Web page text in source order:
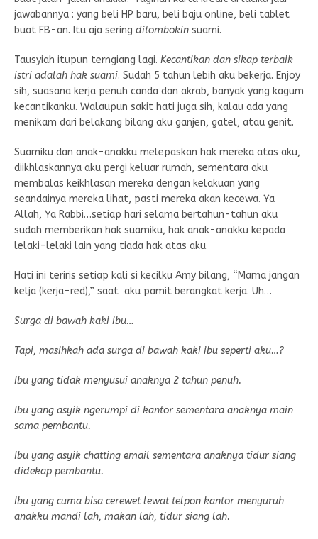
jawabannya : yang beli HP baru, beli baju online, beli tablet
buat FB-an. Itu aja sering ditombokin suami.
Tausyiah itupun terngiang lagi. Kecantikan dan sikap terbaik
istri adalah hak suami. Sudah 5 tahun lebih aku bekerja. Enjoy
sih, suasana kerja penuh canda dan akrab, banyak yang kagum
kecantikanku. Walaupun sakit hati juga sih, kalau ada yang
menikam dari belakang bilang aku ganjen, gatel, atau genit.
Suamiku dan anak-anakku melepaskan hak mereka atas aku,
diikhlaskannya aku pergi keluar rumah, sementara aku
membalas keikhlasan mereka dengan kelakuan yang
seandainya mereka lihat, pasti mereka akan kecewa. Ya
Allah, Ya Rabbi…setiap hari selama bertahun-tahun aku
sudah memberikan hak suamiku, hak anak-anakku kepada
lelaki-lelaki lain yang tiada hak atas aku.
Hati ini teriris setiap kali si kecilku Amy bilang, “Mama jangan
kelja (kerja-red),” saat aku pamit berangkat kerja. Uh…
Surga di bawah kaki ibu…
Tapi, masihkah ada surga di bawah kaki ibu seperti aku…?
Ibu yang tidak menyusui anaknya 2 tahun penuh.
Ibu yang asyik ngerumpi di kantor sementara anaknya main
sama pembantu.
Ibu yang asyik chatting email sementara anaknya tidur siang
didekap pembantu.
Ibu yang cuma bisa cerewet lewat telpon kantor menyuruh
anakku mandi lah, makan lah, tidur siang lah.